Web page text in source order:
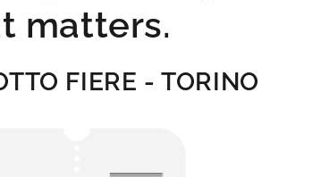
matters.
FIERE - TORINO